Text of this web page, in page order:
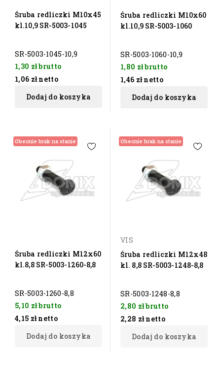
Śruba redliczki M10x45
kl.10,9 SR-5003-1045
SR-5003-1045-10,9
1,30 złbrutto
1,06 zł netto
Dodaj do koszyka
Śruba redliczki M10x60
kl.10,9 SR-5003-1060
SR-5003-1060-10,9
1,80 złbrutto
1,46 zł netto
Dodaj do koszyka
Obecnie brak na stanie
Śruba redliczki M12x60
kl.8,8 SR-5003-1260-8,8
SR-5003-1260-8,8
5,10 złbrutto
4,15 zł netto
Dodaj do koszyka
Obecnie brak na stanie
VIS
Śruba redliczki M12x48
kl. 8,8 SR-5003-1248-8,8
SR-5003-1248-8,8
2,80 złbrutto
2,28 zł netto
Dodaj do koszyka